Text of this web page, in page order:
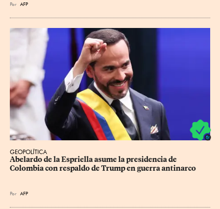
Por AFP
GEOPOLÍTICA
Abelardo de la Espriella asume la presidencia de
Colombia con respaldo de Trump en guerra antinarco
Por AFP